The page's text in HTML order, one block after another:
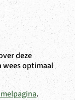
deze
wees optimaal
.